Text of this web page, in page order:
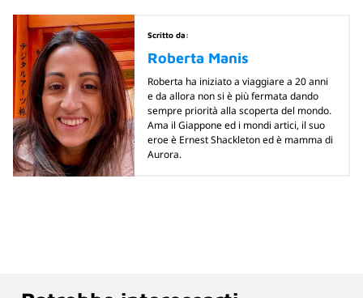
Scritto da:
Roberta Manis
Roberta ha iniziato a viaggiare a 20 anni
e da allora non si è più fermata dando
sempre priorità alla scoperta del mondo.
Ama il Giappone ed i mondi artici, il suo
eroe è Ernest Shackleton ed è mamma di
Aurora.